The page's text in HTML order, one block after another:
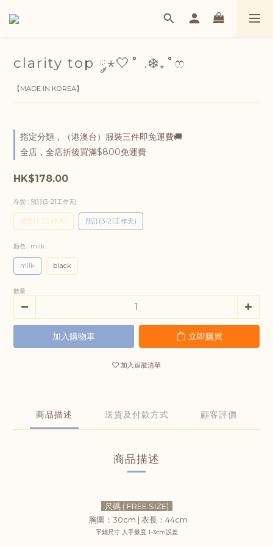
clarity top ༘⋆🤍˚ .❄️₊˚ෆ
【MADE IN KOREA】
指定分類，（港澳台）服裝三件即免運費🚚
全店，全店折後買滿$800免運費
HK$178.00
存貨 : 預訂(3-21工作天)
現貨(1-3工作天) 預訂(3-21工作天)
顏色 : milk
milk black
數量
加入購物車 立即購買
加入追蹤清單
商品描述 送貨及付款方式 顧客評價
商品描述
尺碼 ( FREE SIZE)
胸圍 ：30cm | 衣長：44cm
平鋪尺寸 人手量度 1-3cm誤差